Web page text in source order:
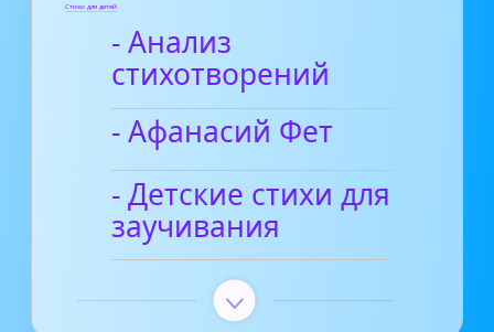
Стихи для детей
- Анализ
стихотворений
- Афанасий Фет
- Детские стихи для
заучивания